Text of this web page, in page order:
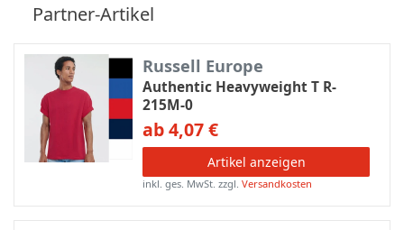
Partner-Artikel
Russell Europe
Authentic Heavyweight T R-
215M-0
ab 4,07 €
Artikel anzeigen
inkl. ges. MwSt. zzgl.Versandkosten